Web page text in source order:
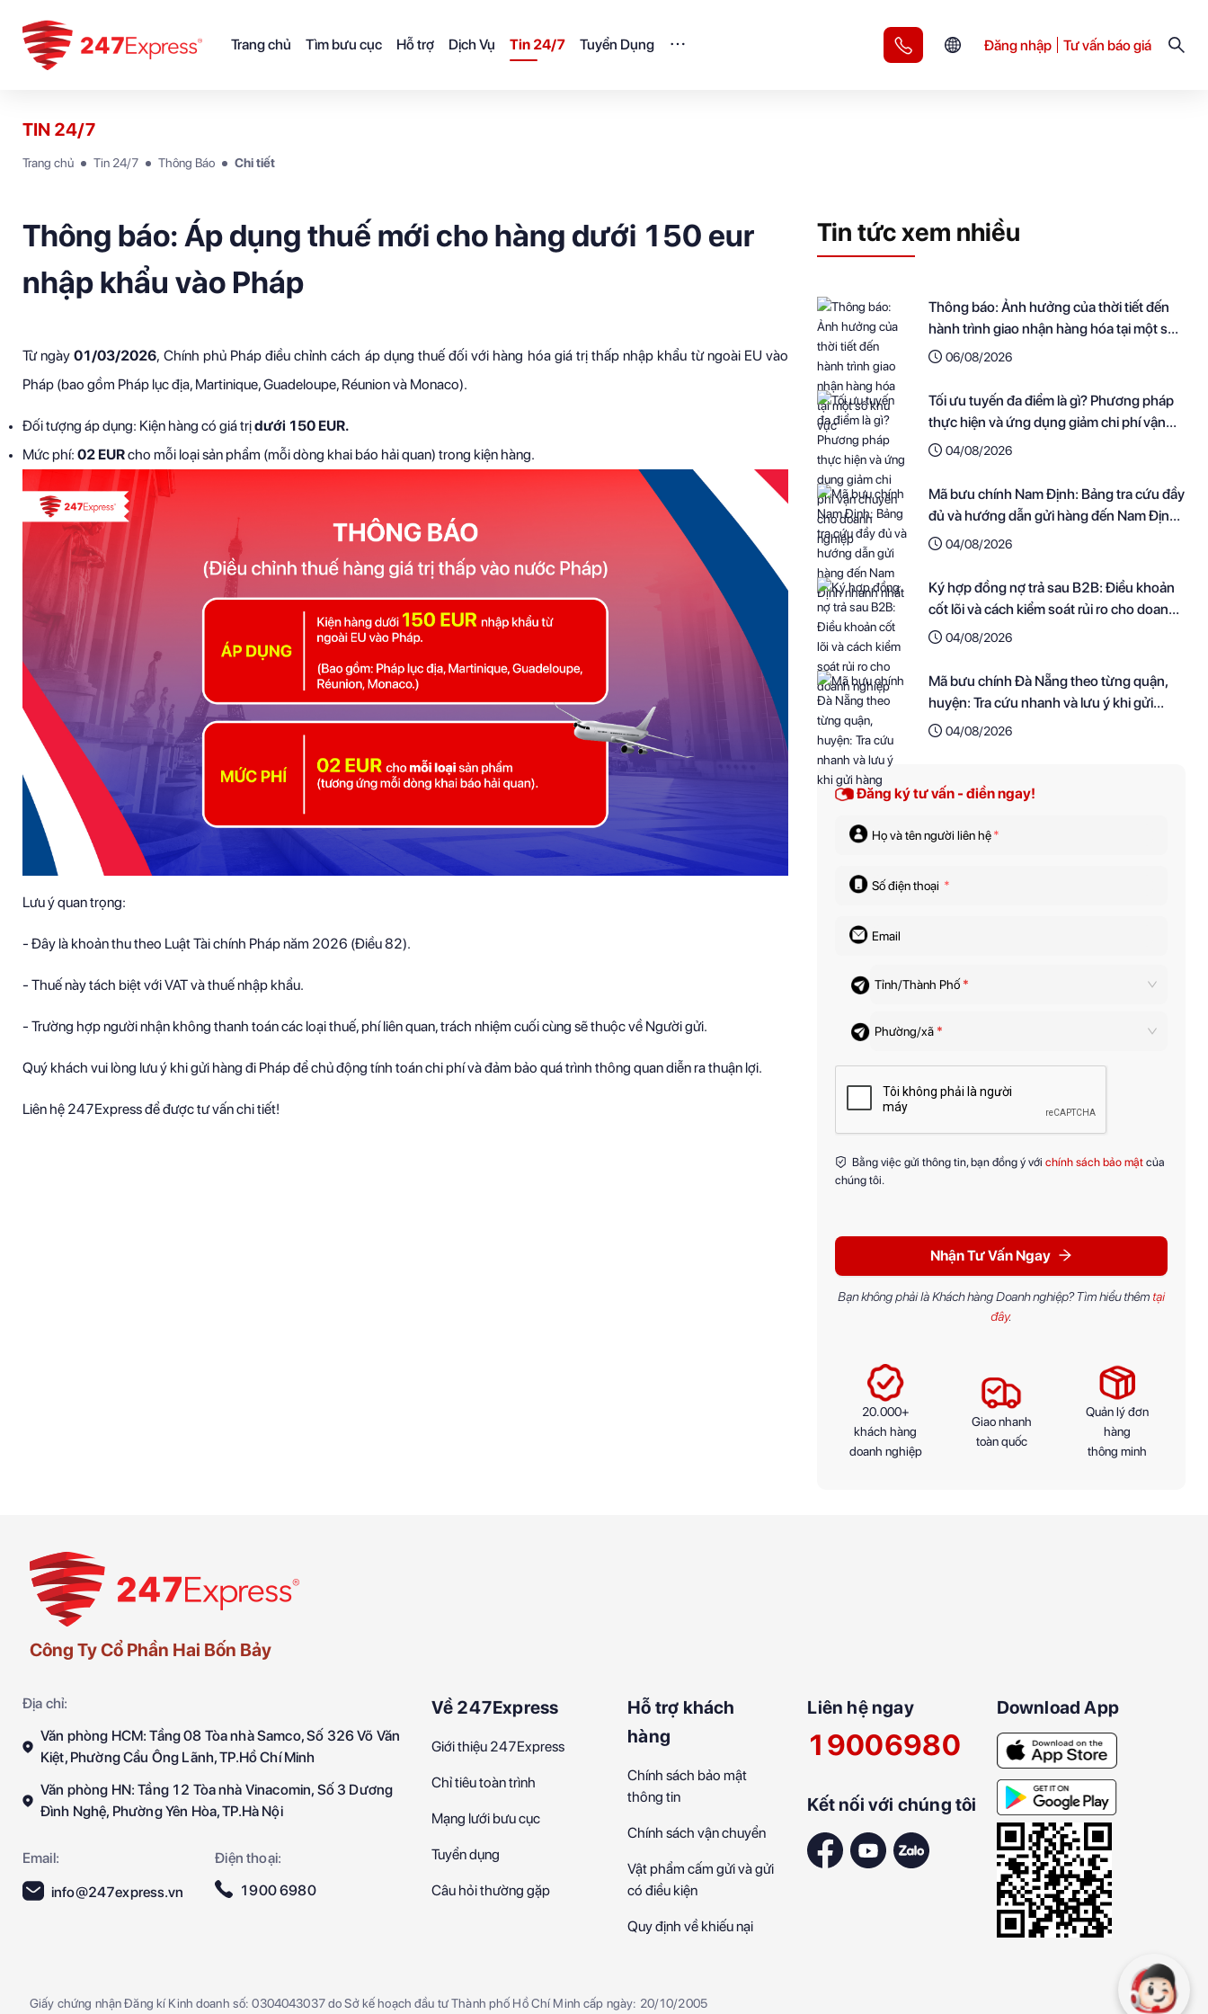
Trang chủ Tìm bưu cục Hỗ trợ Dịch Vụ Tin 24/7 Tuyển Dụng Đăng nhập Tư vấn báo giá
TIN 24/7
Trang chủ Tin 24/7 Thông Báo Chi tiết
Thông báo: Áp dụng thuế mới cho hàng dưới 150 eur
nhập khẩu vào Pháp
Từ ngày01/03/2026, Chính phủ Pháp điều chỉnh cách áp dụng thuế đối với hàng hóa giá trị thấp nhập khẩu từ ngoài EU vào
Pháp (bao gồm Pháp lục địa, Martinique, Guadeloupe, Réunion và Monaco).
Đối tượng áp dụng: Kiện hàng có giá trịdưới 150 EUR.
Mức phí: 02 EURcho mỗi loại sản phẩm (mỗi dòng khai báo hải quan) trong kiện hàng.
Lưu ý quan trọng:
- Đây là khoản thu theo Luật Tài chính Pháp năm 2026 (Điều 82).
- Thuế này tách biệt với VAT và thuế nhập khẩu.
- Trường hợp người nhận không thanh toán các loại thuế, phí liên quan, trách nhiệm cuối cùng sẽ thuộc về Người gửi.
Quý khách vui lòng lưu ý khi gửi hàng đi Pháp để chủ động tính toán chi phí và đảm bảo quá trình thông quan diễn ra thuận lợi.
Liên hệ 247Express để được tư vấn chi tiết!
Tin tức xem nhiều
Thông báo: Ảnh hưởng của thời tiết đến
hành trình giao nhận hàng hóa tại một số
khu vực
06/08/2026
Tối ưu tuyến đa điểm là gì? Phương pháp
thực hiện và ứng dụng giảm chi phí vận
chuyển cho doanh nghiệp
04/08/2026
Mã bưu chính Nam Định: Bảng tra cứu đầy
đủ và hướng dẫn gửi hàng đến Nam Định
nhanh nhất
04/08/2026
Ký hợp đồng nợ trả sau B2B: Điều khoản
cốt lõi và cách kiểm soát rủi ro cho doanh
nghiệp
04/08/2026
Mã bưu chính Đà Nẵng theo từng quận,
huyện: Tra cứu nhanh và lưu ý khi gửi
hàng04/08/2026
Đăng ký tư vấn - điền ngay!
Họ và tên người liên hệ*
Số điện thoại *
Email
Tỉnh/Thành Phố *
Phường/xã *
Bằng việc gửi thông tin, bạn đồng ý với chính sách bảo mật của
chúng tôi.
Nhận Tư Vấn Ngay
Bạn không phải là Khách hàng Doanh nghiệp? Tìm hiểu thêm tại
đây.
20.000+
khách hàng
doanh nghiệp
Giao nhanh
toàn quốc
Quản lý đơn
hàng
thông minh
Công Ty Cổ Phần Hai Bốn Bảy
Địa chỉ:
Văn phòng HCM: Tầng 08 Tòa nhà Samco, Số 326 Võ Văn
Kiệt, Phường Cầu Ông Lãnh, TP.Hồ Chí Minh
Văn phòng HN: Tầng 12 Tòa nhà Vinacomin, Số 3 Dương
Đình Nghệ, Phường Yên Hòa, TP.Hà Nội
Email:
Điện thoại:
info@247express.vn
1900 6980
Về 247Express
Giới thiệu 247Express
Chỉ tiêu toàn trình
Mạng lưới bưu cục
Tuyển dụng
Câu hỏi thường gặp
Hỗ trợ khách
hàng
Chính sách bảo mật
thông tin
Chính sách vận chuyển
Vật phẩm cấm gửi và gửi
có điều kiện
Quy định về khiếu nại
Liên hệ ngay
19006980
Kết nối với chúng tôi
Download App
Giấy chứng nhận Đăng kí Kinh doanh số: 0304043037 do Sở kế hoạch đầu tư Thành phố Hồ Chí Minh cấp ngày: 20/10/2005